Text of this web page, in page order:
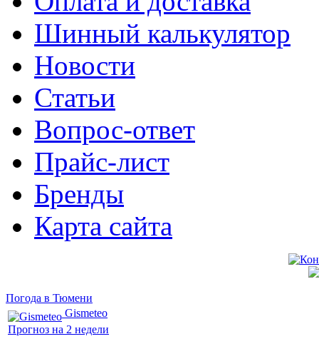
Шинный калькулятор
Новости
Статьи
Вопрос-ответ
Прайс-лист
Бренды
Карта сайта
Погода в Тюмени
Gismeteo
Прогноз на 2 недели